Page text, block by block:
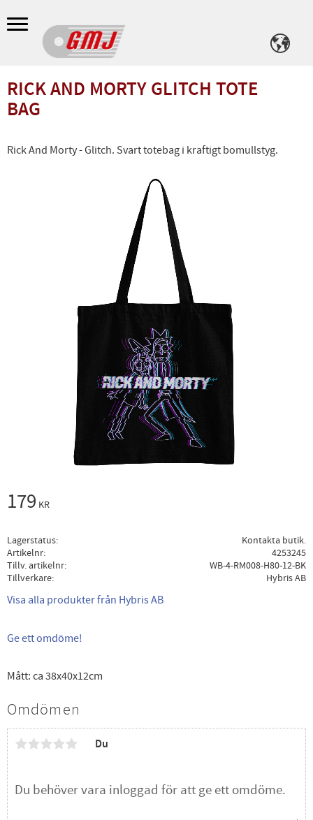
Meny
RICK AND MORTY GLITCH TOTE
BAG
Rick And Morty - Glitch. Svart totebag i kraftigt bomullstyg.
179 KR
Lagerstatus
Kontakta butik.
Artikelnr
4253245
Tillv. artikelnr
WB-4-RM008-H80-12-BK
Tillverkare
Hybris AB
Visa alla produkter från Hybris AB
Ge ett omdöme!
Mått: ca 38x40x12cm
Omdömen
Du